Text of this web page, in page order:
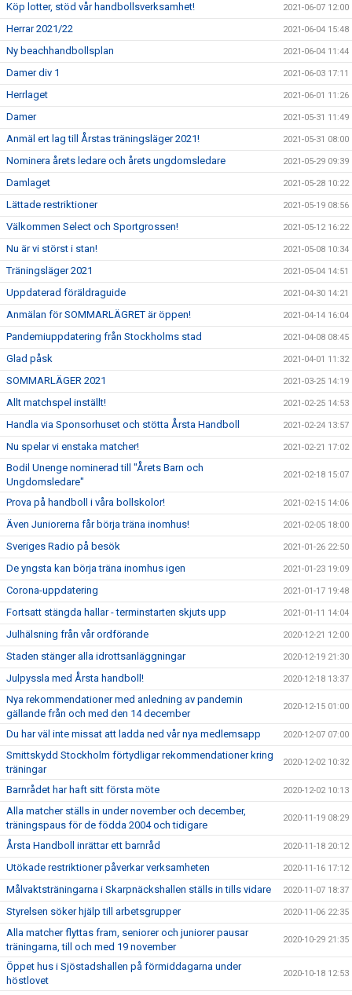
Köp lotter, stöd vår handbollsverksamhet! 2021-06-07 12:00
Herrar 2021/22 2021-06-04 15:48
Ny beachhandbollsplan 2021-06-04 11:44
Damer div 1 2021-06-03 17:11
Herrlaget 2021-06-01 11:26
Damer 2021-05-31 11:49
Anmäl ert lag till Årstas träningsläger 2021! 2021-05-31 08:00
Nominera årets ledare och årets ungdomsledare 2021-05-29 09:39
Damlaget 2021-05-28 10:22
Lättade restriktioner 2021-05-19 08:56
Välkommen Select och Sportgrossen! 2021-05-12 16:22
Nu är vi störst i stan! 2021-05-08 10:34
Träningsläger 2021 2021-05-04 14:51
Uppdaterad föräldraguide 2021-04-30 14:21
Anmälan för SOMMARLÄGRET är öppen! 2021-04-14 16:04
Pandemiuppdatering från Stockholms stad 2021-04-08 08:45
Glad påsk 2021-04-01 11:32
SOMMARLÄGER 2021 2021-03-25 14:19
Allt matchspel inställt! 2021-02-25 14:53
Handla via Sponsorhuset och stötta Årsta Handboll 2021-02-24 13:57
Nu spelar vi enstaka matcher! 2021-02-21 17:02
Bodil Unenge nominerad till "Årets Barn och
Ungdomsledare"
2021-02-18 15:07
Prova på handboll i våra bollskolor! 2021-02-15 14:06
Även Juniorerna får börja träna inomhus! 2021-02-05 18:00
Sveriges Radio på besök 2021-01-26 22:50
De yngsta kan börja träna inomhus igen 2021-01-23 19:09
Corona-uppdatering 2021-01-17 19:48
Fortsatt stängda hallar - terminstarten skjuts upp 2021-01-11 14:04
Julhälsning från vår ordförande 2020-12-21 12:00
Staden stänger alla idrottsanläggningar 2020-12-19 21:30
Julpyssla med Årsta handboll! 2020-12-18 13:37
Nya rekommendationer med anledning av pandemin
gällande från och med den 14 december
2020-12-15 01:00
Du har väl inte missat att ladda ned vår nya medlemsapp 2020-12-07 07:00
Smittskydd Stockholm förtydligar rekommendationer kring
träningar
2020-12-02 10:32
Barnrådet har haft sitt första möte 2020-12-02 10:13
Alla matcher ställs in under november och december,
träningspaus för de födda 2004 och tidigare
2020-11-19 08:29
Årsta Handboll inrättar ett barnråd 2020-11-18 20:12
Utökade restriktioner påverkar verksamheten 2020-11-16 17:12
Målvaktsträningarna i Skarpnäckshallen ställs in tills vidare 2020-11-07 18:37
Styrelsen söker hjälp till arbetsgrupper 2020-11-06 22:35
Alla matcher flyttas fram, seniorer och juniorer pausar
träningarna, till och med 19 november
2020-10-29 21:35
Öppet hus i Sjöstadshallen på förmiddagarna under
höstlovet
2020-10-18 12:53